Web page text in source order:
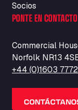
Socios
PONTE EN
Commercial
Norfolk NR13
+44 (0)1603